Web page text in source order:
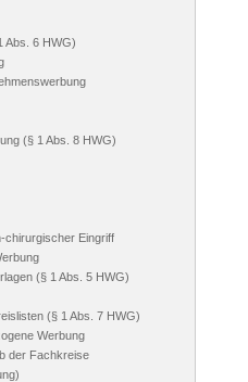
Abs. 6 HWG)
(§ 1 Abs. 8 HWG)
chirurgischer Eingriff
(§ 1 Abs. 5 HWG)
(§ 1 Abs. 7 HWG)
Werbung
der Fachkreise